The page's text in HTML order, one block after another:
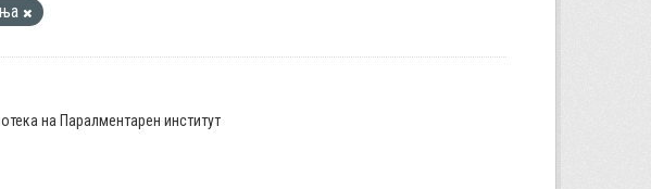
на Паралментарен институт